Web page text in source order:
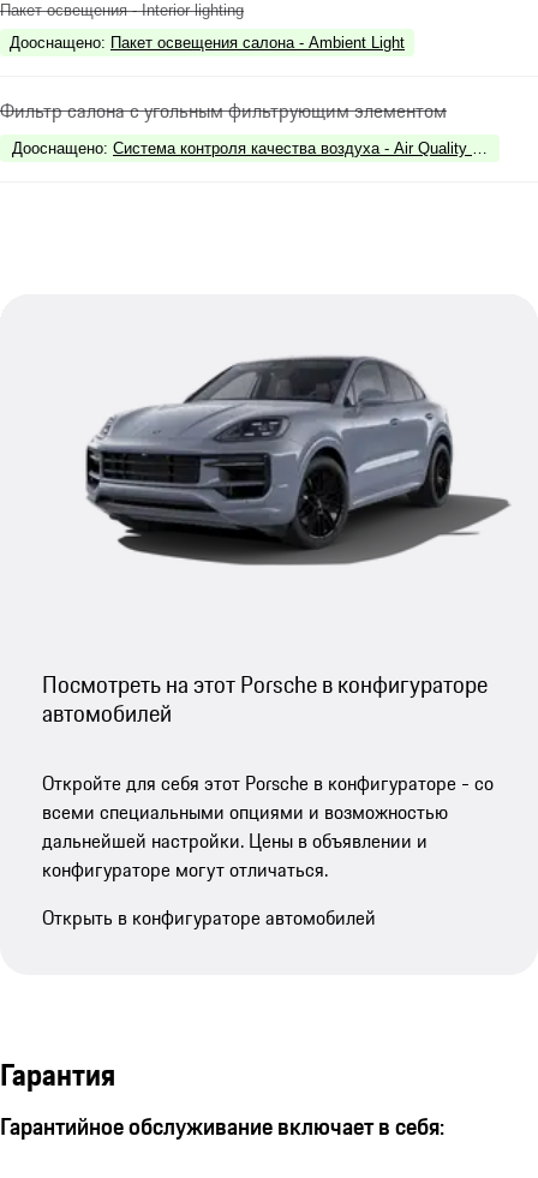
Пакет освещения - Interior lighting
Дооснащено: Пакет освещения салона - Ambient Light
Фильтр салона с угольным фильтрующим элементом
Дооснащено: Система контроля качества воздуха - Air Quality System
Посмотреть на этот Porsche в конфигураторе
автомобилей
Откройте для себя этот Porsche в конфигураторе - со
всеми специальными опциями и возможностью
дальнейшей настройки. Цены в объявлении и
конфигураторе могут отличаться.
Открыть в конфигураторе автомобилей
Гарантия
Гарантийное обслуживание включает в себя: